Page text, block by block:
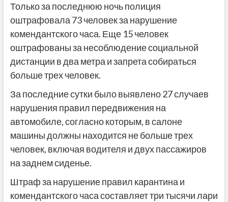
Только за последнюю ночь полиция
оштрафовала 73 человек за нарушение
комендантского часа. Еще 15 человек
оштрафованы за несоблюдение социальной
дистанции в два метра и запрета собираться
больше трех человек.
За последние сутки было выявлено 27 случаев
нарушения правил передвижения на
автомобиле, согласно которым, в салоне
машины должны находится не больше трех
человек, включая водителя и двух пассажиров
на заднем сиденье.
Штраф за нарушение правил карантина и
комендантского часа составляет три тысячи лари